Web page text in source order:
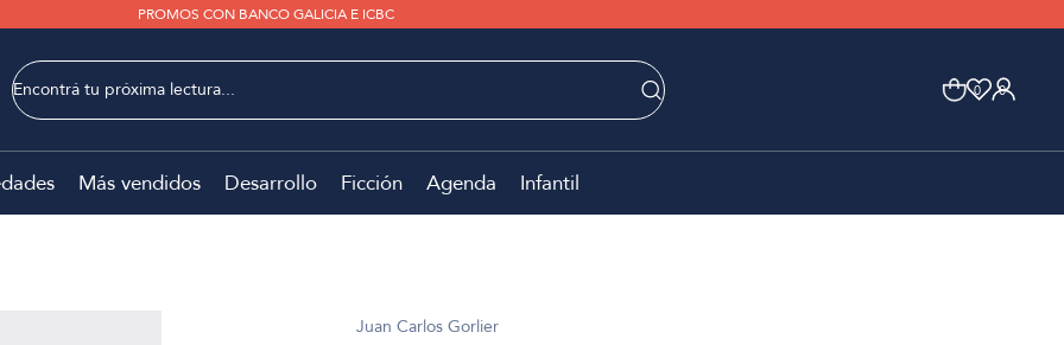
PROMOS CON BANCO GALICIA E ICBC
0 0
Más vendidos Desarrollo Ficción Agenda Infantil
Juan Carlos Gorlier